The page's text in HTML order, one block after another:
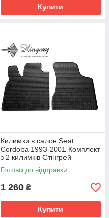
Купити
Килимки в салон Seat
Cordoba 1993-2001 Комплект
з 2 килимків Стінгрей
Готово до відправки
1 260 ₴
Купити